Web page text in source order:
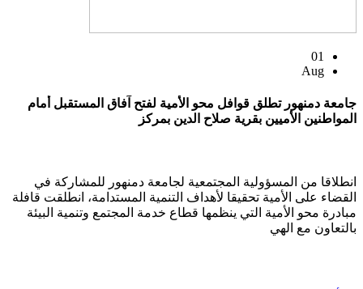
01
Aug
جامعة دمنهور تطلق قوافل محو الأمية لفتح آفاق المستقبل أمام
المواطنين الأميين بقرية صلاح الدين بمركز
انطلاقا من المسؤولية المجتمعية لجامعة دمنهور للمشاركة في
القضاء على الأمية تحقيقا لأهداف التنمية المستدامة، انطلقت قافلة
مبادرة محو الأمية التي ينظمها قطاع خدمة المجتمع وتنمية البيئة
بالتعاون مع الهي